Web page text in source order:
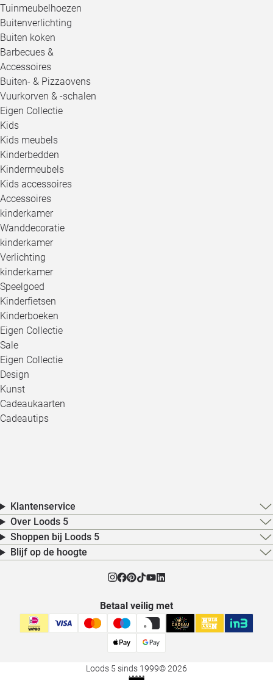
Tuinmeubelhoezen
Buitenverlichting
Buiten koken
Barbecues &
Accessoires
Buiten- & Pizzaovens
Vuurkorven & -schalen
Eigen Collectie
Kids
Kids meubels
Kinderbedden
Kindermeubels
Kids accessoires
Accessoires
kinderkamer
Wanddecoratie
kinderkamer
Verlichting
kinderkamer
Speelgoed
Kinderfietsen
Kinderboeken
Eigen Collectie
Sale
Eigen Collectie
Design
Kunst
Cadeaukaarten
Cadeautips
Klantenservice
Over Loods 5
Shoppen bij Loods 5
Blijf op de hoogte
Betaal veilig met
Loods 5 sinds 1999© 2026